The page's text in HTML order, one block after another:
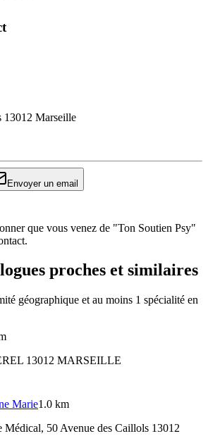
13012 Marseille
Envoyer un email
que vous venez de "Ton Soutien Psy"
proches et similaires
géographique et au moins 1 spécialité en
13012 MARSEILLE
Marie1.0 km
Médical, 50 Avenue des Caillols 13012